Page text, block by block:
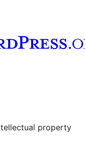
property